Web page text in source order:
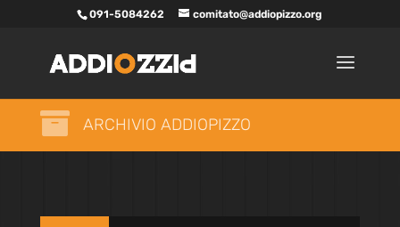
091-5084262 comitato@addiopizzo.org
 ARCHIVIO ADDIOPIZZO